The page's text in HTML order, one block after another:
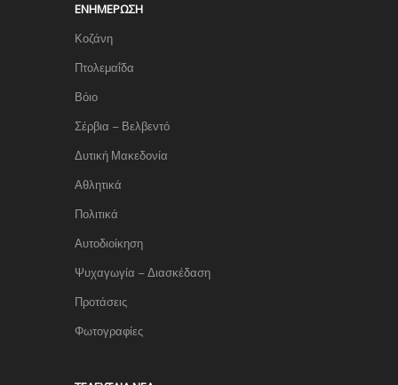
ΕΝΗΜΈΡΩΣΗ
Κοζάνη
Πτολεμαΐδα
Βόιο
Σέρβια – Βελβεντό
Δυτική Μακεδονία
Αθλητικά
Πολιτικά
Αυτοδιοίκηση
Ψυχαγωγία – Διασκέδαση
Προτάσεις
Φωτογραφίες